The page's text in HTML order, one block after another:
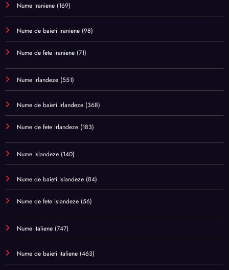
Nume iraniene (169)
Nume de baieti iraniene (98)
Nume de fete iraniene (71)
Nume irlandeze (551)
Nume de baieti irlandeze (368)
Nume de fete irlandeze (183)
Nume islandeze (140)
Nume de baieti islandeze (84)
Nume de fete islandeze (56)
Nume italiene (747)
Nume de baieti italiene (463)